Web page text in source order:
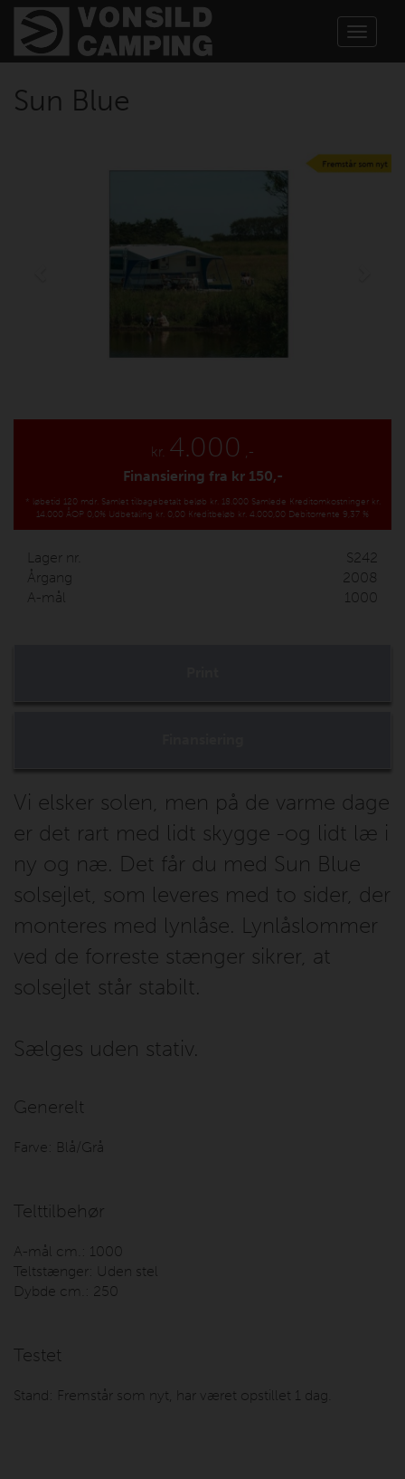
Toggle
Sun Blue
kr. 4.000
,-
Finansiering fra kr 150,-
* løbetid 120 mdr. Samlet tilbagebetalt beløb kr. 18.000 Samlede Kreditomkostninger kr.
14.000 ÅOP 0,0% Udbetaling kr. 0,00 Kreditbeløb kr. 4.000,00 Debitorrente 9,37 %
Lager nr.
S242
Årgang
2008
A-mål
1000
Vi elsker solen, men på de varme dage
er det rart med lidt skygge -og lidt læ i
ny og næ. Det får du med Sun Blue
solsejlet, som leveres med to sider, der
monteres med lynlåse. Lynlåslommer
ved de forreste stænger sikrer, at
solsejlet står stabilt.
Sælges uden stativ.
Generelt
Farve: Blå/Grå
Telttilbehør
A-mål cm.: 1000
Teltstænger:
Uden stel
Dybde cm.: 250
Testet
Stand: Fremstår som nyt, har været opstillet 1 dag.